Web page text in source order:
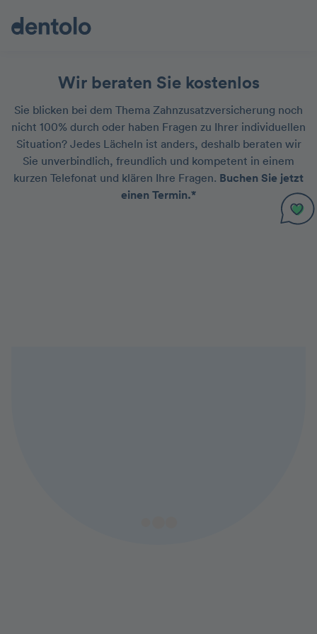
Wir beraten Sie kostenlos
Sie blicken bei dem Thema Zahnzusatzversicherung noch
nicht 100% durch oder haben Fragen zu Ihrer individuellen
Situation? Jedes Lächeln ist anders, deshalb beraten wir
Sie unverbindlich, freundlich und kompetent in einem
kurzen Telefonat und klären Ihre Fragen. Buchen Sie jetzt
einen Termin.*